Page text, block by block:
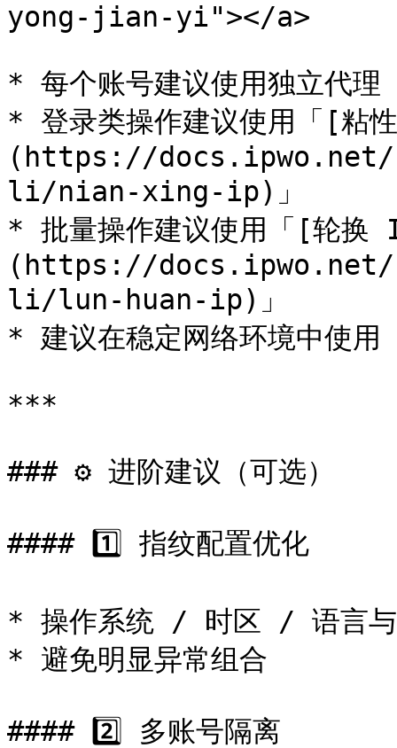
yong-jian-yi"></a>
* 每个账号建议使用独立代理
* 登录类操作建议使用「[粘
(https://
li/nian-xing-ip)」
* 批量操作建议使用「[轮换
(https://
li/lun-huan-ip)」
* 建议在稳定网络环境中使用
***
### ⚙️ 进阶建议（可选）
#### 1️⃣ 指纹配置优化
* 操作系统 / 时区 / 语言
* 避免明显异常组合
#### 2️⃣ 多账号隔离